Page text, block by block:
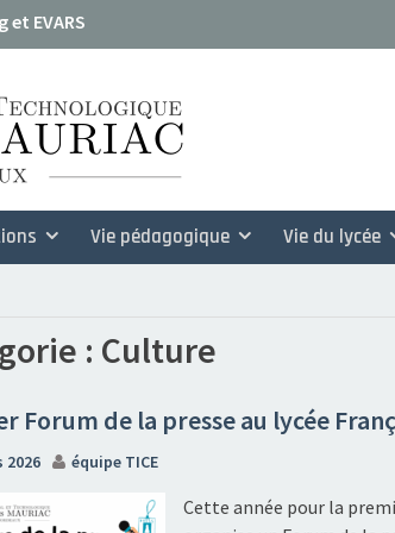
EVARS
dossiers de candidature rentrée
Vie pédagogique Vie du lycée
: Culture
Forum de la presse au lycée
2026 équipe TICE
Cette année pour la